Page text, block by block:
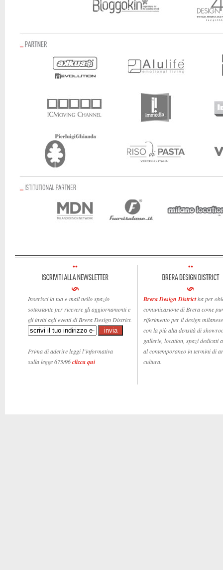
Inserisci la tua e-mail nello spazio
sottostante per ricevere gli aggiornamenti e
gli inviti agli eventi di Brera Design District.
Prima di aderire leggi l’informativa
sulla legge 675/96clicca qui
Brera Design Districtha per
comunicazione di Brera come
riferimento per il design
con la più alta densità di
gallerie, location, spazi dedicati
al contemporaneo in termini di
cultura.